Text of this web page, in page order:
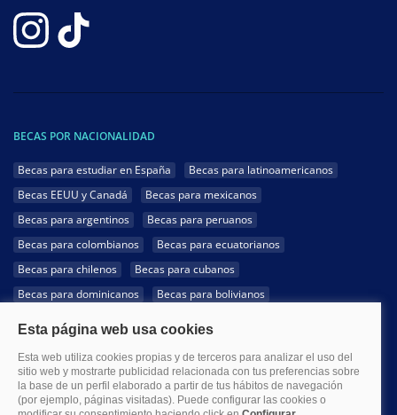
BECAS POR NACIONALIDAD
Becas para estudiar en España
Becas para latinoamericanos
Becas EEUU y Canadá
Becas para mexicanos
Becas para argentinos
Becas para peruanos
Becas para colombianos
Becas para ecuatorianos
Becas para chilenos
Becas para cubanos
Becas para dominicanos
Becas para bolivianos
Becas para hondureños
Becas para paraguayos
Becas para uruguayos
Becas para salvadoreños